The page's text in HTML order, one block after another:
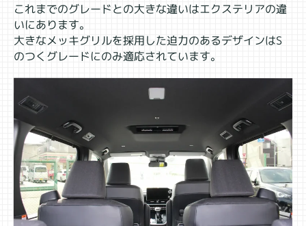
これまでのグレードとの大きな違いはエクステリアの違
いにあります。
大きなメッキグリルを採用した迫力のあるデザインはS
のつくグレードにのみ適応されています。